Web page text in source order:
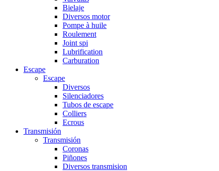
Bielaje
Diversos motor
Pompe à huile
Roulement
Joint spi
Lubrification
Carburation
Escape
Escape
Diversos
Silenciadores
Tubos de escape
Colliers
Ecrous
Transmisión
Transmisión
Coronas
Piñones
Diversos transmision